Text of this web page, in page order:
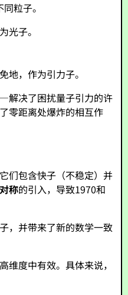
粒子。
光子。
地，作为引力子。
决了困扰量子引力的许
零距离处爆炸的相互作
们包含快子（不稳定）并
称的引入，导致1970和
，并带来了新的数学一致
维度中有效。具体来说，